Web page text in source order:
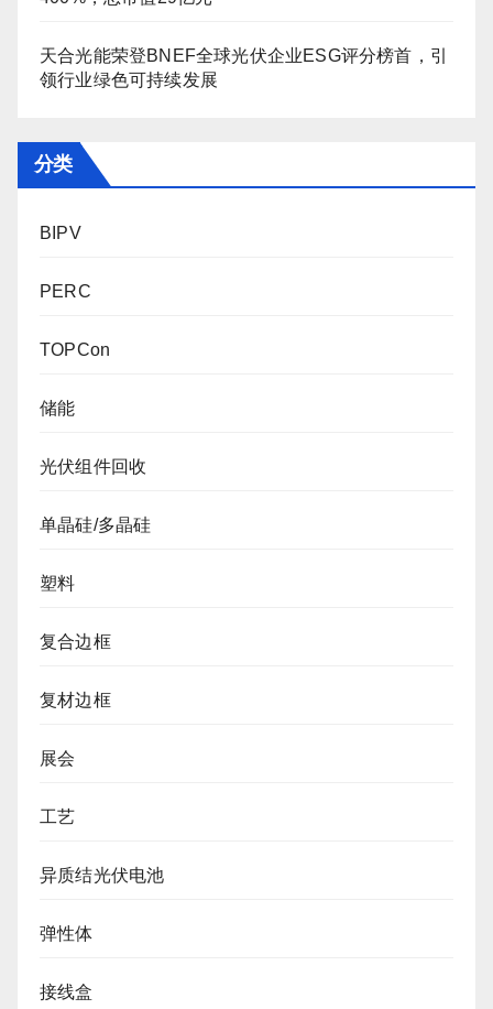
天合光能荣登BNEF全球光伏企业ESG评分榜首，引
领行业绿色可持续发展
分类
BIPV
PERC
TOPCon
储能
光伏组件回收
单晶硅/多晶硅
塑料
复合边框
复材边框
展会
工艺
异质结光伏电池
弹性体
接线盒